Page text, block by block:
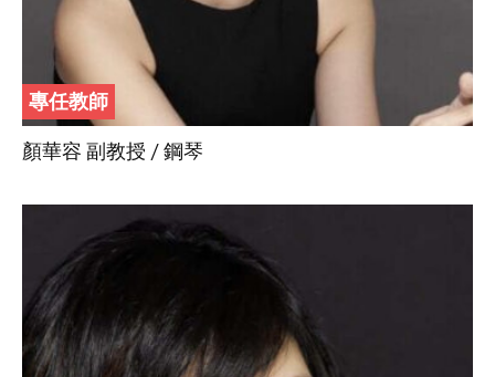
專任教師
顏華容 副教授 / 鋼琴